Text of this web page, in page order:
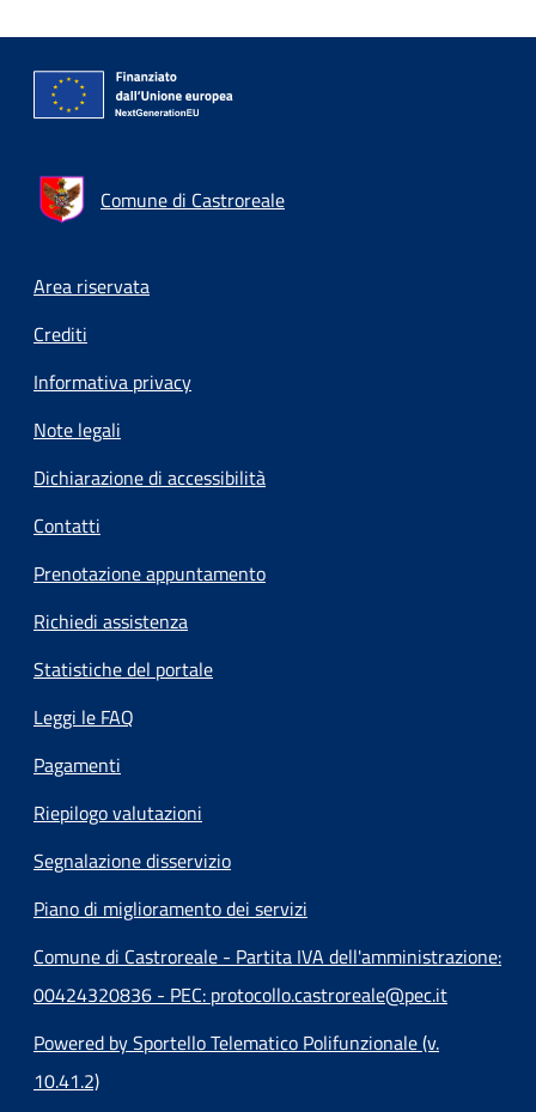
Comune di Castroreale
Footer menu
Area riservata
Crediti
Informativa privacy
Note legali
Dichiarazione di accessibilità
Contatti
Prenotazione appuntamento
Richiedi assistenza
Statistiche del portale
Leggi le FAQ
Pagamenti
Riepilogo valutazioni
Segnalazione disservizio
Piano di miglioramento dei servizi
Comune di Castroreale - Partita IVA dell'amministrazione:
00424320836 - PEC: protocollo.castroreale@pec.it
Powered by Sportello Telematico Polifunzionale (v.
10.41.2)